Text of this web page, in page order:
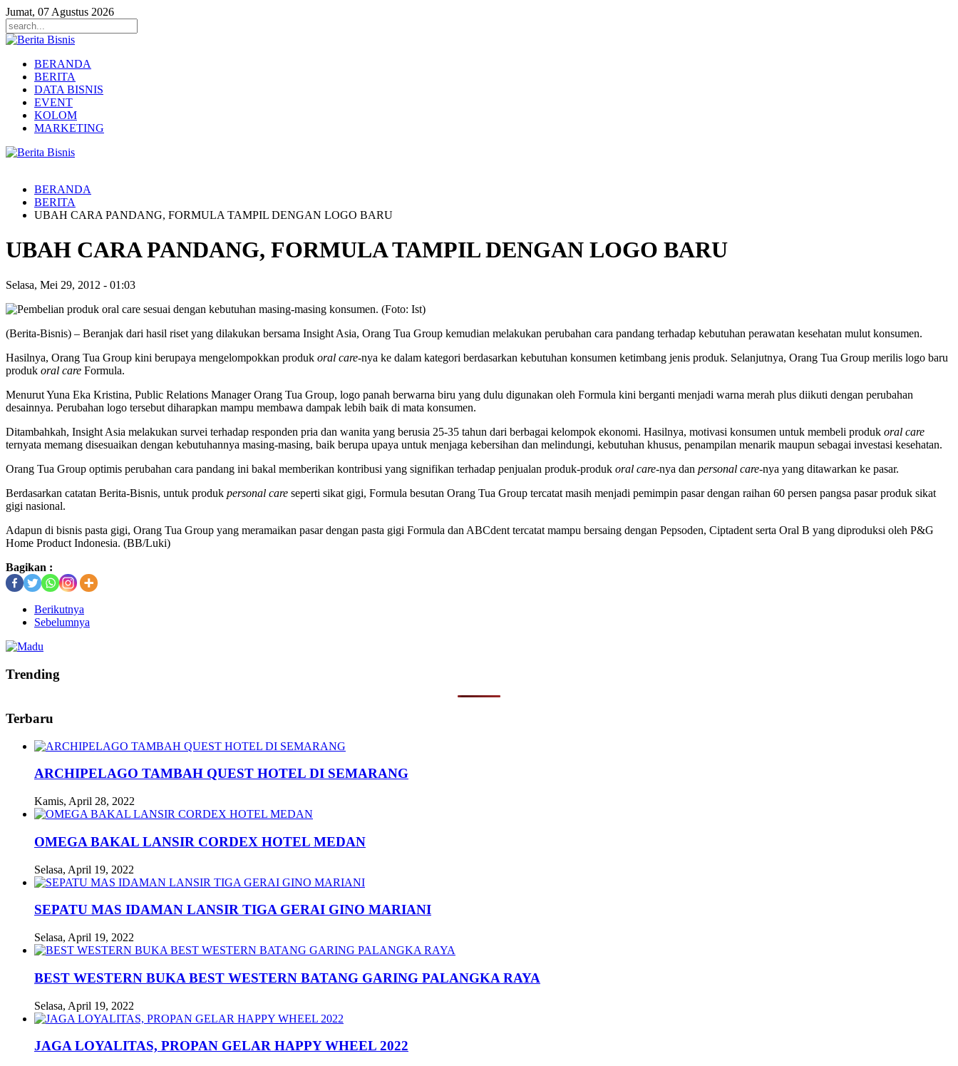
Jumat, 07 Agustus 2026
BERANDA
BERITA
DATA BISNIS
EVENT
KOLOM
MARKETING
BERANDA
BERITA
UBAH CARA PANDANG, FORMULA TAMPIL DENGAN LOGO BARU
UBAH CARA PANDANG, FORMULA TAMPIL DENGAN LOGO BARU
Selasa, Mei 29, 2012 - 01:03
(Berita-Bisnis) – Beranjak dari hasil riset yang dilakukan bersama Insight Asia, Orang Tua Group kemudian melakukan perubahan cara pandang terhadap kebutuhan perawatan kesehatan mulut konsumen.
Hasilnya, Orang Tua Group kini berupaya mengelompokkan produk oral care-nya ke dalam kategori berdasarkan kebutuhan konsumen ketimbang jenis produk. Selanjutnya, Orang Tua Group merilis logo baru
produk oral care Formula.
Menurut Yuna Eka Kristina, Public Relations Manager Orang Tua Group, logo panah berwarna biru yang dulu digunakan oleh Formula kini berganti menjadi warna merah plus diikuti dengan perubahan
desainnya. Perubahan logo tersebut diharapkan mampu membawa dampak lebih baik di mata konsumen.
Ditambahkah, Insight Asia melakukan survei terhadap responden pria dan wanita yang berusia 25-35 tahun dari berbagai kelompok ekonomi. Hasilnya, motivasi konsumen untuk membeli produk oral care
ternyata memang disesuaikan dengan kebutuhannya masing-masing, baik berupa upaya untuk menjaga kebersihan dan melindungi, kebutuhan khusus, penampilan menarik maupun sebagai investasi kesehatan.
Orang Tua Group optimis perubahan cara pandang ini bakal memberikan kontribusi yang signifikan terhadap penjualan produk-produk oral care-nya dan personal care-nya yang ditawarkan ke pasar.
Berdasarkan catatan Berita-Bisnis, untuk produk personal care seperti sikat gigi, Formula besutan Orang Tua Group tercatat masih menjadi pemimpin pasar dengan raihan 60 persen pangsa pasar produk sikat
gigi nasional.
Adapun di bisnis pasta gigi, Orang Tua Group yang meramaikan pasar dengan pasta gigi Formula dan ABCdent tercatat mampu bersaing dengan Pepsoden, Ciptadent serta Oral B yang diproduksi oleh P&G
Home Product Indonesia. (BB/Luki)
Bagikan :
Berikutnya
Sebelumnya
Trending
Terbaru
ARCHIPELAGO TAMBAH QUEST HOTEL DI SEMARANG
Kamis, April 28, 2022
OMEGA BAKAL LANSIR CORDEX HOTEL MEDAN
Selasa, April 19, 2022
SEPATU MAS IDAMAN LANSIR TIGA GERAI GINO MARIANI
Selasa, April 19, 2022
BEST WESTERN BUKA BEST WESTERN BATANG GARING PALANGKA RAYA
Selasa, April 19, 2022
JAGA LOYALITAS, PROPAN GELAR HAPPY WHEEL 2022